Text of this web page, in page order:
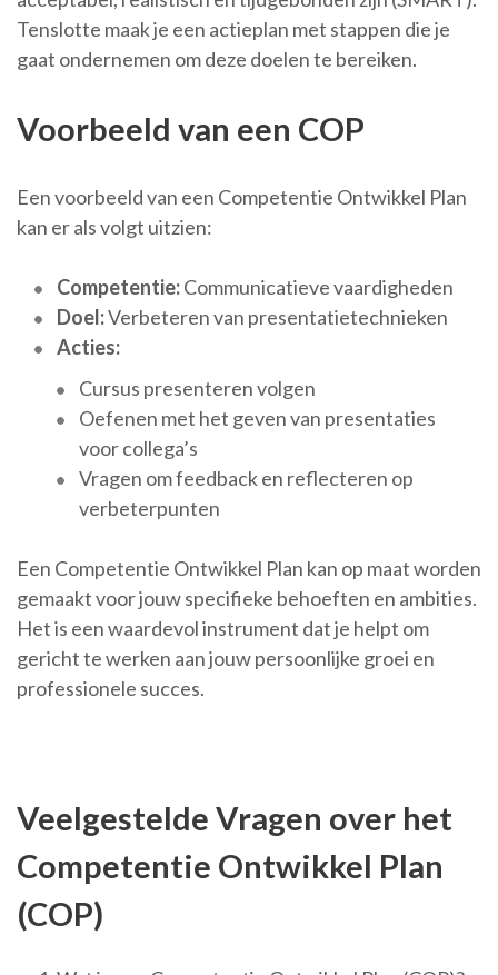
Tenslotte maak je een actieplan met stappen die je
gaat ondernemen om deze doelen te bereiken.
Voorbeeld van een COP
Een voorbeeld van een Competentie Ontwikkel Plan
kan er als volgt uitzien:
Competentie:Communicatieve vaardigheden
Doel:Verbeteren van presentatietechnieken
Acties:
Cursus presenteren volgen
Oefenen met het geven van presentaties
voor collega’s
Vragen om feedback en reflecteren op
verbeterpunten
Een Competentie Ontwikkel Plan kan op maat worden
gemaakt voor jouw specifieke behoeften en ambities.
Het is een waardevol instrument dat je helpt om
gericht te werken aan jouw persoonlijke groei en
professionele succes.
Veelgestelde Vragen over het
Competentie Ontwikkel Plan
(COP)